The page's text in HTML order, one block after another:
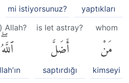
yaptıkları
mi istiyorsunuz?
whom
مَنْ
kimseyi
is let astray?
أَضَلَّ
saptırdığı
Allah?
ٱللَّهُۖ